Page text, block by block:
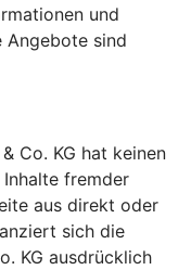
und
Angebote sind
Co. KG hat keinen
fremder
aus direkt oder
sich die
KG ausdrücklich